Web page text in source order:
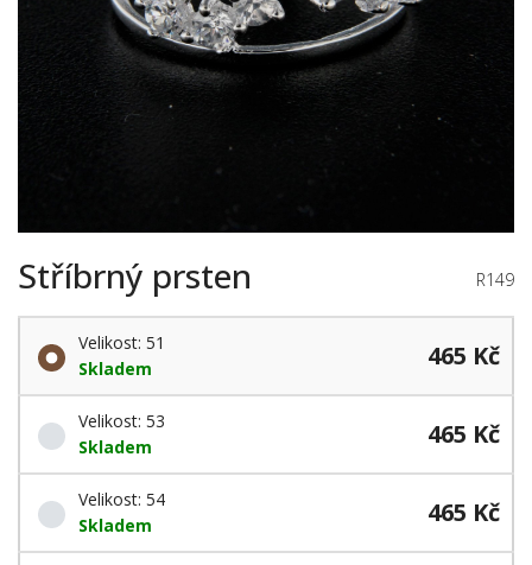
Stříbrný prsten R149
Velikost: 51
Skladem
465 Kč
Velikost: 53
Skladem
465 Kč
Velikost: 54
Skladem
465 Kč